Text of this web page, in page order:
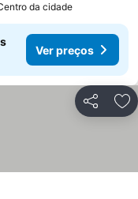
da cidade
Ver preços
Partilhar